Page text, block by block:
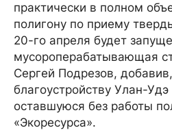
практически в полном
полигону по приему
20-го апреля будет
мусороперабатывающая
Сергей Подрезов,
благоустройству Улан-Удэ
оставшуюся без работы
«Экоресурса».